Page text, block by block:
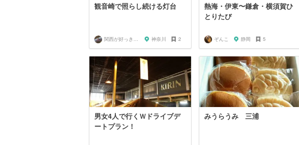
観音崎で照らし続ける灯台
関西が好っきゃねん 神奈川 2
熱海・伊東〜鎌倉・横須賀ひ
とりたび
ぞんこ 静岡 5
男女4人で行くＷドライブデ
ートプラン！
みうらうみ 三浦